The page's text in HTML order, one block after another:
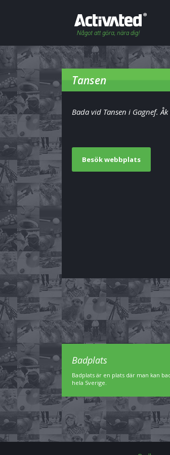
Tansen
Bada vid Tansen i Gagnef.
Besök webbplats
Badplats
Badplats är en plats där man kan
hela Sverige.